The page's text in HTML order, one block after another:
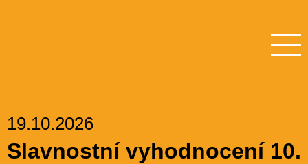
Slavnostní vyhodnocení 10.
19.10.2026